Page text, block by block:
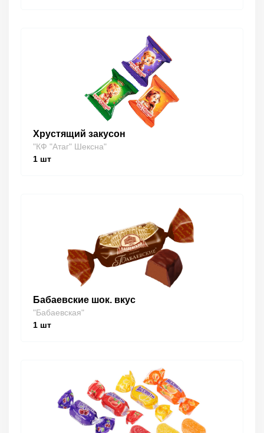
Хрустящий закусон
"КФ "Атаг" Шексна"
1 шт
Бабаевские шок. вкус
"Бабаевская"
1 шт